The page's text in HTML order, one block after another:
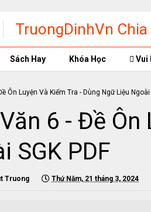
TruongDinhVn
phần mềm học tập
Sách Hay Khóa Học Vui
6 - Đề Ôn
SGK PDF
Truong Thứ Năm, 21 tháng 3, 2024